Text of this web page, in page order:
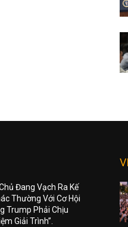
Đang Vạch Ra Kế
Thường Với Cơ Hội
Trump Phải Chịu
Giải Trình”.